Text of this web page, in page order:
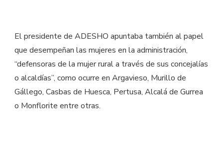
El presidente de ADESHO apuntaba también al papel
que desempeñan las mujeres en la administración,
“defensoras de la mujer rural a través de sus concejalías
o alcaldías”, como ocurre en Argavieso, Murillo de
Gállego, Casbas de Huesca, Pertusa, Alcalá de Gurrea
o Monflorite entre otras.